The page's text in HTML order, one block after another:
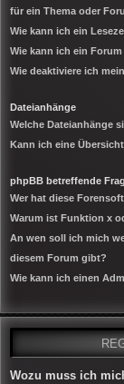
für ein Thema oder
Wie kann ich ein
Wie kann ich ein
Wie deaktiviere ich
Dateianhänge
Welche Dateianhänge
Kann ich eine
phpBB betreffende
Wer hat diese
Warum ist Funktion x
An wen soll ich mich
diesem Forum gibt?
Wie kann ich einen
Wozu muss ich